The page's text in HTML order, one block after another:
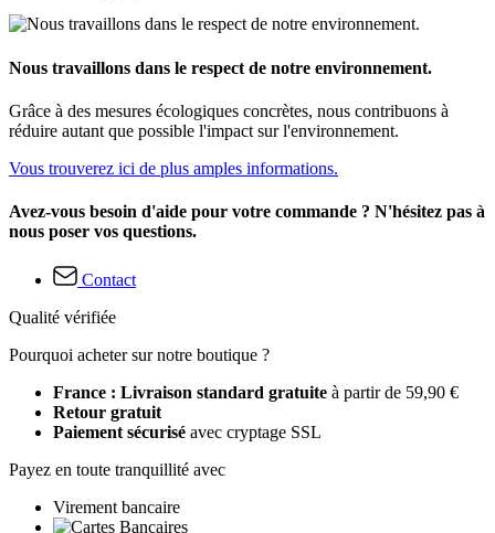
Nous travaillons dans le respect de notre environnement.
Grâce à des mesures écologiques concrètes, nous contribuons à
réduire autant que possible l'impact sur l'environnement.
Vous trouverez ici de plus amples informations.
Avez-vous besoin d'aide pour votre commande ? N'hésitez pas à
nous poser vos questions.
Contact
Qualité vérifiée
Pourquoi acheter sur notre boutique ?
France : Livraison standard gratuite à partir de 59,90 €
Retour gratuit
Paiement sécurisé avec cryptage SSL
Payez en toute tranquillité avec
Virement bancaire